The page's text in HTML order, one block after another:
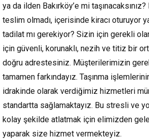
ya da ilden Bakırköy’e mi
teslim olmadı, içerisinde kiracı oturuyor
tadilat mı gerekiyor? Sizin için gerekli
için güvenli, korunaklı, nezih ve titiz bir
doğru adrestesiniz. Müşterilerimizin
tamamen farkındayız. Taşınma
idrakinde olarak verdiğimiz hizmetleri
standartta sağlamaktayız. Bu stresli ve
kolay şekilde atlatmak için elimizden
yaparak size hizmet vermekteyiz.